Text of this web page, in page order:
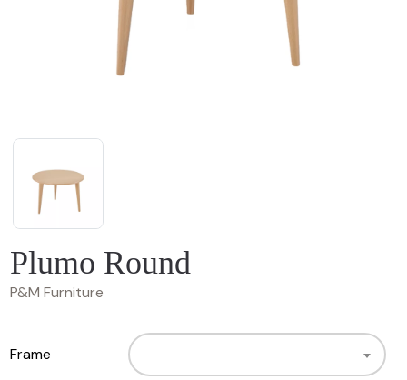
Plumo Round
P&M Furniture
Frame